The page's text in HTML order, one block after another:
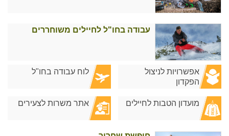
עבודה בחו"ל לחיילים משוחררים
אפשרויות לניצול
הפקדון
לוח עבודה בחו"ל
מועדון הטבות לחיילים אתר משרות לצעירים